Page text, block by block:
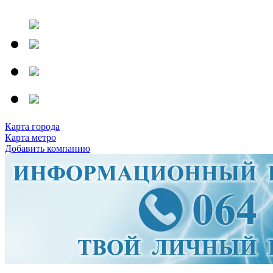
Карта города
Карта метро
Добавить компанию